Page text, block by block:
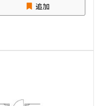
追加